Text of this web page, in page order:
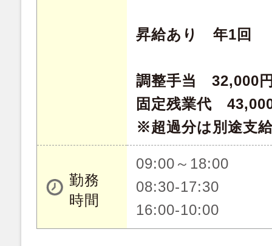
昇給あり 年1回
調整手当 32,000
固定残業代
※超過分は別途支
勤務
時間
09:00～18:00
08:30-17:30
16:00-10:00